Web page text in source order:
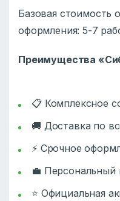
Базовая стоимость
оформления: 5-7
Преимущества
📋 Комплексное
🚚 Доставка по
⚡ Срочное
💼
⭐ Официальная